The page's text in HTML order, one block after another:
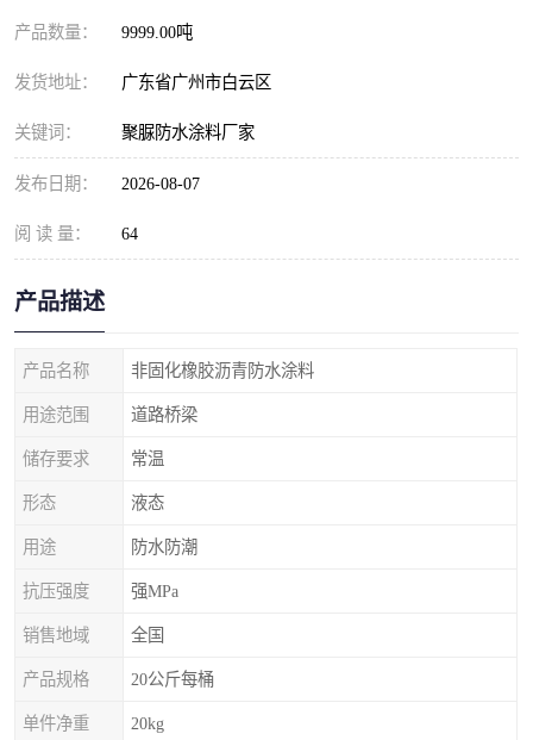
产品数量： 9999.00吨
发货地址： 广东省广州市白云区
关键词： 聚脲防水涂料厂家
发布日期： 2026-08-07
阅 读 量： 64
产品描述
产品名称 非固化橡胶沥青防水涂料
用途范围 道路桥梁
储存要求 常温
形态 液态
用途 防水防潮
抗压强度 强MPa
销售地域 全国
产品规格 20公斤每桶
单件净重 20kg